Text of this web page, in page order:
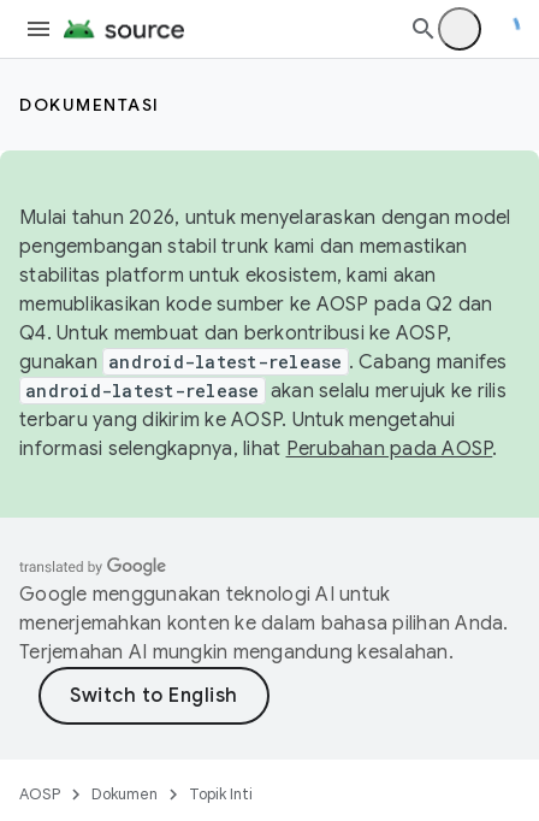
DOKUMENTASI
Mulai tahun 2026, untuk menyelaraskan dengan model
pengembangan stabil trunk kami dan memastikan
stabilitas platform untuk ekosistem, kami akan
memublikasikan kode sumber ke AOSP pada Q2 dan
Q4. Untuk membuat dan berkontribusi ke AOSP,
gunakan android-latest-release . Cabang manifes
android-latest-release akan selalu merujuk ke rilis
terbaru yang dikirim ke AOSP. Untuk mengetahui
informasi selengkapnya, lihat Perubahan pada AOSP.
Google menggunakan teknologi AI untuk
menerjemahkan konten ke dalam bahasa pilihan Anda.
Terjemahan AI mungkin mengandung kesalahan.
AOSP Dokumen Topik Inti